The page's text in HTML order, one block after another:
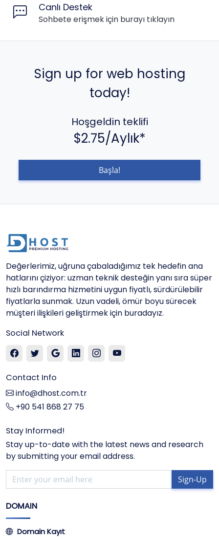
Canlı Destek
Sohbete erişmek için burayı tıklayın
Sign up for web hosting
today!
Hoşgeldin teklifi
$2.75/Aylık*
Başla!
Değerlerimiz, uğruna çabaladığımız tek hedefin ana
hatlarını çiziyor: uzman teknik desteğin yanı sıra süper
hızlı barındırma hizmetini uygun fiyatlı, sürdürülebilir
fiyatlarla sunmak. Uzun vadeli, ömür boyu sürecek
müşteri ilişkileri geliştirmek için buradayız.
Social Network
Contact Info
info@dhost.com.tr
+90 541 868 27 75
Stay Informed!
Stay up-to-date with the latest news and research
by submitting your email address.
Sign-Up
DOMAIN
Domain Kayıt